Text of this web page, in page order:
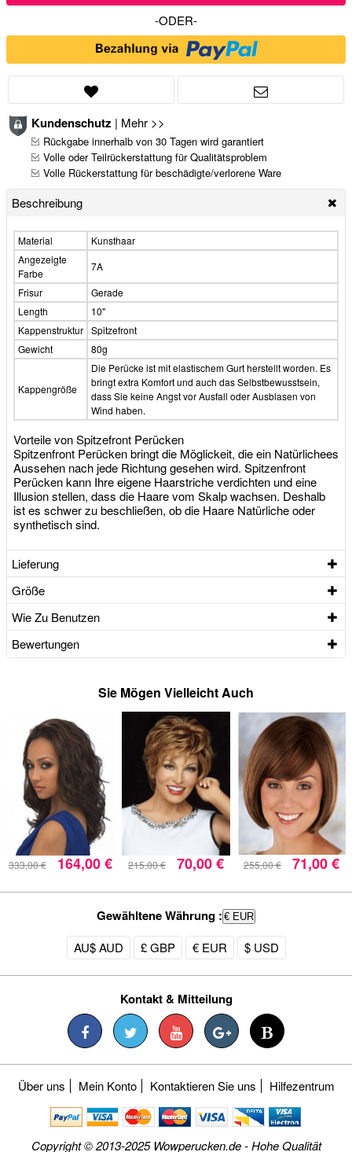
-ODER-
Kundenschutz | Mehr >>
Rückgabe innerhalb von 30 Tagen wird garantiert
Volle oder Teilrückerstattung für Qualitätsproblem
Volle Rückerstattung für beschädigte/verlorene Ware
Beschreibung
Material
Kunsthaar
Angezeigte
Farbe
7A
Frisur
Gerade
Length
10"
Kappenstruktur Spitzefront
Gewicht
80g
Kappengröße
Die Perücke ist mit elastischem Gurt herstellt worden. Es
bringt extra Komfort und auch das Selbstbewusstsein,
dass Sie keine Angst vor Ausfall oder Ausblasen von
Wind haben.
Vorteile von Spitzefront Perücken
Spitzenfront Perücken bringt die Möglickeit, die ein Natürlichees
Aussehen nach jede Richtung gesehen wird. Spitzenfront
Perücken kann Ihre eigene Haarstriche verdichten und eine
Illusion stellen, dass die Haare vom Skalp wachsen. Deshalb
ist es schwer zu beschließen, ob die Haare Natürliche oder
synthetisch sind.
Lieferung
Größe
Wie Zu Benutzen
Bewertungen
Sie Mögen Vielleicht Auch
333,00 € 164,00 € 215,00 € 70,00 € 255,00 € 71,00 €
Gewähltene Währung : € EUR
AU$ AUD £ GBP € EUR $ USD
Kontakt & Mitteilung
Über uns Mein Konto Kontaktieren Sie uns Hilfezentrum
Copyright © 2013-2025 Wowperucken.de - Hohe Qualität